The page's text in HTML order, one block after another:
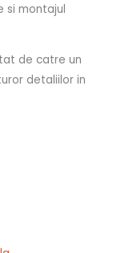
si montajul
de catre un
detaliilor in